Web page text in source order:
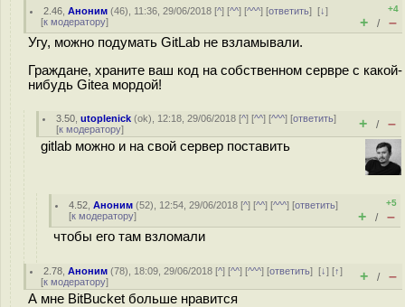
2.46 ,Аноним (46), 11:36, 29/06/2018 [^] [^^] [^^^] [ответить][↓]
[к модератору]
+4
+ / –
Угу, можно подумать GitLab не взламывали.
Граждане, храните ваш код на собственном сервре с какой-
нибудь Gitea мордой!
3.50 ,utoplenick (ok), 12:18, 29/06/2018 [^] [^^] [^^^] [ответить]
[к модератору] + / –
gitlab можно и на свой сервер поставить
4.52 ,Аноним (52), 12:54, 29/06/2018 [^] [^^] [^^^] [ответить]
[к модератору]
+5
+ / –
чтобы его там взломали
2.78 ,Аноним (78), 18:09, 29/06/2018 [^] [^^] [^^^] [ответить][↓] [↑]
[к модератору] + / –
А мне BitBucket больше нравится